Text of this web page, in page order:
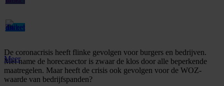
De coronacrisis heeft flinke gevolgen voor burgers en bedrijven.
Met name de horecasector is zwaar de klos door alle beperkende
maatregelen. Maar heeft de crisis ook gevolgen voor de WOZ-
waarde van bedrijfspanden?
Meer